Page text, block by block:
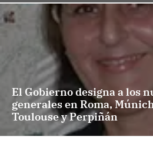
El Gobierno designa a los
generales en Roma,
Toulouse y Perpiñán